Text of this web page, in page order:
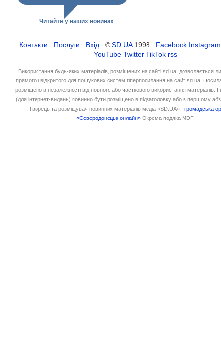
Читайте у наших новинах
Контакти : Послуги : Вхід : ©SD.UA1998 : Facebook Instagram
YouTube Twitter TikTok rss
Використання будь-яких матеріалів, розміщених на сайті sd.ua, дозволяється
прямого і відкритого для пошукових систем гіперпосилання на сайт sd.ua.
розміщено в незалежності від повного або часткового використання матеріалів.
(для інтернет-видань) повинно бути розміщено в підзаголовку або в першому
Творець та розміщувач новинних матеріалів медіа «SD.UA» -громадська
«Сєвєродонецьк онлайн» Окрема подяка MDF.